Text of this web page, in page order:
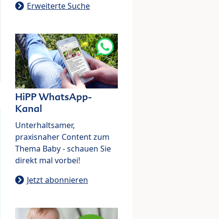
Erweiterte Suche
HiPP WhatsApp-
Kanal
Unterhaltsamer,
praxisnaher Content zum
Thema Baby - schauen Sie
direkt mal vorbei!
Jetzt abonnieren